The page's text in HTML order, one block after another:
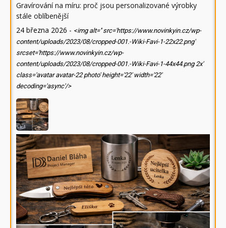
Gravírování na míru: proč jsou personalizované výrobky
stále oblíbenější
24 března 2026 - <img alt='' src='https://www.novinkyin.cz/wp-
content/uploads/2023/08/cropped-001.-Wiki-Favi-1-22x22.png'
srcset='https://www.novinkyin.cz/wp-
content/uploads/2023/08/cropped-001.-Wiki-Favi-1-44x44.png 2x'
class='avatar avatar-22 photo' height='22' width='22'
decoding='async'/>